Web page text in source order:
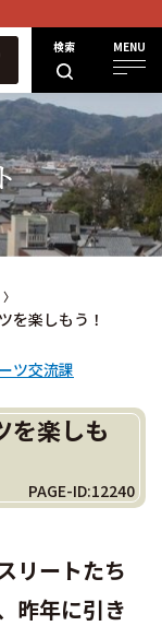
検索 MENU
を楽しもう！
ツ交流課
を楽しも
PAGE-ID:12240
リートたち
昨年に引き